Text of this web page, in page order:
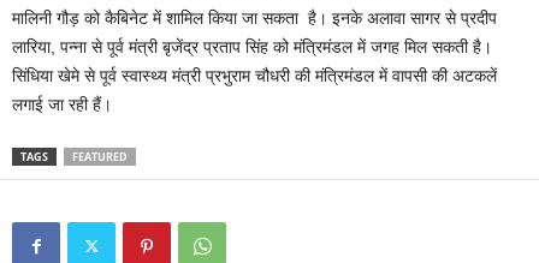
मालिनी गौड़ को कैबिनेट में शामिल किया जा सकता है। इनके अलावा सागर से प्रदीप
लारिया, पन्ना से पूर्व मंत्री बृजेंद्र प्रताप सिंह को मंत्रिमंडल में जगह मिल सकती है।
सिंधिया खेमे से पूर्व स्वास्थ्य मंत्री प्रभुराम चौधरी की मंत्रिमंडल में वापसी की अटकलें
लगाई जा रही हैं।
TAGS FEATURED